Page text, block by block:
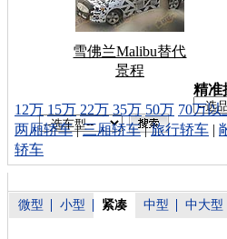
雪佛兰Malibu替代
景程
车型
精准
12万 15万 22万 35万 50万 70万以
两厢轿车|三厢轿车|旅行轿车 |
轿车
微型 小型 紧凑 中型 中大型